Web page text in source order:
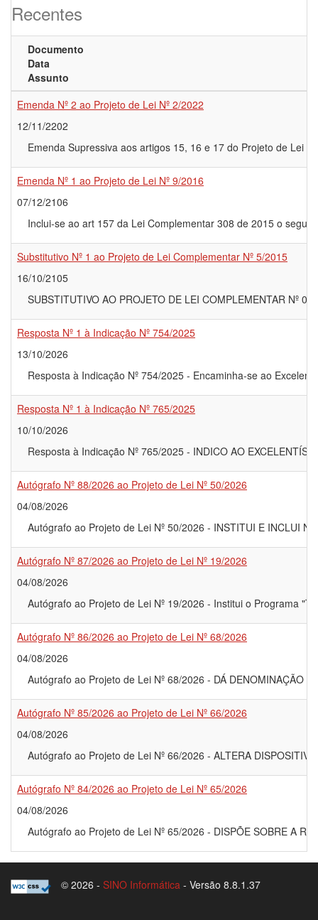
Recentes
Documento
Data
Assunto
Emenda Nº 2 ao Projeto de Lei Nº 2/2022
12/11/2202
Emenda Supressiva aos artigos 15, 16 e 17 do Projeto de Lei
Emenda Nº 1 ao Projeto de Lei Nº 9/2016
07/12/2106
Inclui-se ao art 157 da Lei Complementar 308 de 2015 o
Substitutivo Nº 1 ao Projeto de Lei Complementar Nº 5/2015
16/10/2105
SUBSTITUTIVO AO PROJETO DE LEI COMPLEMENTAR Nº
Resposta Nº 1 à Indicação Nº 754/2025
13/10/2026
Resposta à Indicação Nº 754/2025 - Encaminha-se ao
Resposta Nº 1 à Indicação Nº 765/2025
10/10/2026
Resposta à Indicação Nº 765/2025 - INDICO AO
Autógrafo Nº 88/2026 ao Projeto de Lei Nº 50/2026
04/08/2026
Autógrafo ao Projeto de Lei Nº 50/2026 - INSTITUI E INCLUI
Autógrafo Nº 87/2026 ao Projeto de Lei Nº 19/2026
04/08/2026
Autógrafo ao Projeto de Lei Nº 19/2026 - Institui o Programa
Autógrafo Nº 86/2026 ao Projeto de Lei Nº 68/2026
04/08/2026
Autógrafo ao Projeto de Lei Nº 68/2026 - DÁ DENOMINAÇÃO
Autógrafo Nº 85/2026 ao Projeto de Lei Nº 66/2026
04/08/2026
Autógrafo ao Projeto de Lei Nº 66/2026 - ALTERA
Autógrafo Nº 84/2026 ao Projeto de Lei Nº 65/2026
04/08/2026
Autógrafo ao Projeto de Lei Nº 65/2026 - DISPÕE SOBRE A
© 2026 - SINO Informática- Versão 8.8.1.37